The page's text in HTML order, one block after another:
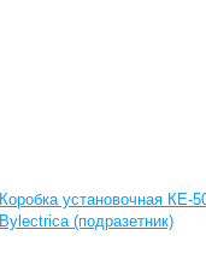
Коробка установочная КЕ-
Bylectrica (подразетник)